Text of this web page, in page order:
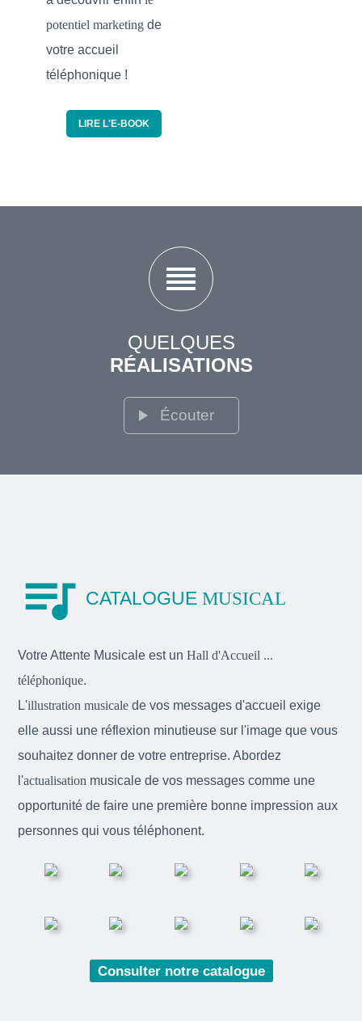
potentiel marketing de
votre accueil
téléphonique !
LIRE L'E-BOOK
reorder
QUELQUES
RÉALISATIONS
play_arrow Écouter
queue_music CATALOGUEMUSICAL
Votre Attente Musicale est unHall d'Accueil ...
téléphonique.
L'illustration musicale de vos messages d'accueil exige
elle aussi une réflexion minutieuse sur l'image que vous
souhaitez donner de votre entreprise. Abordez
l'actualisation musicale de vos messages comme une
opportunité de faire une première bonne impression aux
personnes qui vous téléphonent.
Consulter notre catalogue